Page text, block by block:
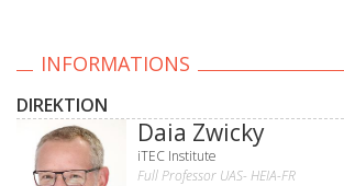
INFORMATIONS
DIREKTION
Daia Zwicky
iTEC Institute
Full Professor UAS- HEIA-FR